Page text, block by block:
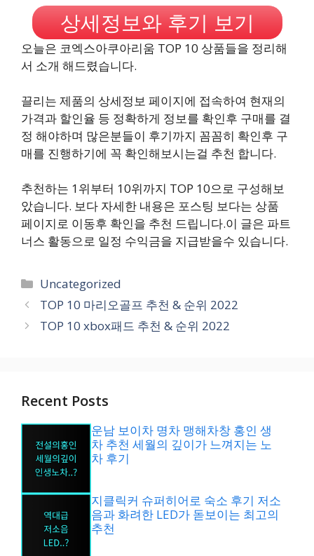
상세정보와 후기 보기
오늘은 코엑스아쿠아리움 TOP 10 상품들을 정리해
서 소개 해드렸습니다.
끌리는 제품의 상세정보 페이지에 접속하여 현재의
가격과 할인율 등 정확하게 정보를 확인후 구매를 결
정 해야하며 많은분들이 후기까지 꼼꼼히 확인후 구
매를 진행하기에 꼭 확인해보시는걸 추천 합니다.
추천하는 1위부터 10위까지 TOP 10으로 구성해보
았습니다. 보다 자세한 내용은 포스팅 보다는 상품
페이지로 이동후 확인을 추천 드립니다.이 글은 파트
너스 활동으로 일정 수익금을 지급받을수 있습니다.
카
테
리
Uncategorized
TOP 10 마리오골프 추천 & 순위 2022
TOP 10 xbox패드 추천 & 순위 2022
Recent Posts
운남 보이차 명차 맹해차창 홍인 생
차 추천 세월의 깊이가 느껴지는 노
차 후기
지클릭커 슈퍼히어로 숙소 후기 저소
음과 화려한 LED가 돋보이는 최고의
추천